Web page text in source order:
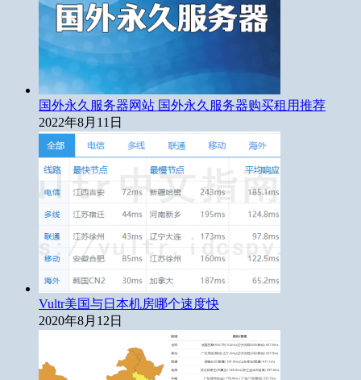
国外永久服务器网站 国外永久服务器购买租用推荐
2022年8月11日
Vultr美国与日本机房哪个速度快
2020年8月12日